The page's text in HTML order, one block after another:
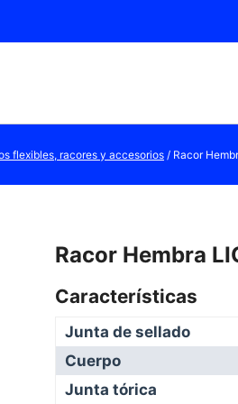
flexibles, racores y accesorios / Racor
Racor Hembra
Características
Junta de sellado
Cuerpo
Junta tórica